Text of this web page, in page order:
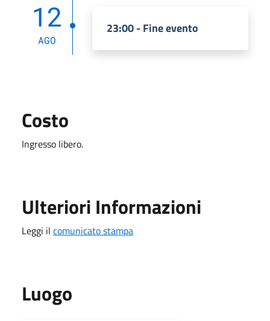
12
AGO
23:00 - Fine evento
Costo
Ingresso libero.
Ulteriori Informazioni
Leggi il comunicato stampa
Luogo